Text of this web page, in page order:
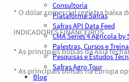
Consultoria
Plataforma Safras
Safras API Data Feed
CMA Series 4 Agrícola by
Palestras, Cursos e
Pesquisas e Estudos
Safras Agro Tour
Blog
* O dólar comercial registra baixa
INDICADORES FINANCEIROS
* As principais bolsas da Ásia
* As principais bolsas na Europa